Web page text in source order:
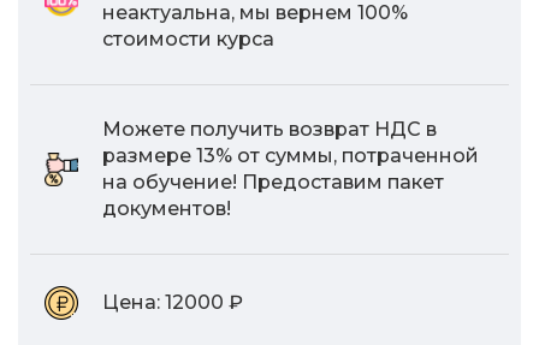
неактуальна, мы вернем 100%
стоимости курса
Можете получить возврат НДС в
размере 13% от суммы, потраченной
на обучение! Предоставим пакет
документов!
Цена: 12000 ₽